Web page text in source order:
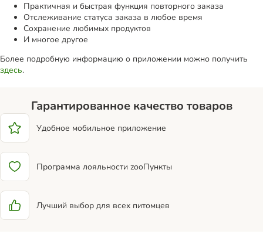
Практичная и быстрая функция повторного заказа
Отслеживание статуса заказа в любое время
Сохранение любимых продуктов
И многое другое
Более подробную информацию о приложении можно получить
здесь.
Гарантированное качество товаров
Удобное мобильное приложение
Программа лояльности zooПункты
Лучший выбор для всех питомцев